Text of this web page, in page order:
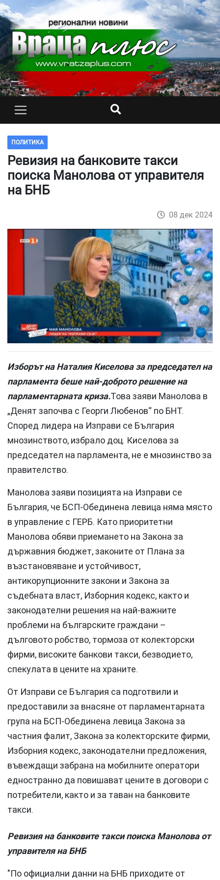
ПОЛИТИКА
Ревизия на банковите такси
поиска Манолова от управителя
на БНБ
08 дек 2024
Изборът на Наталия Киселова за председател на
парламента беше най-доброто решение на
парламентарната криза.Това заяви Манолова в
„Денят започва с Георги Любенов“ по БНТ.
Според лидера на Изправи се България
мнозинството, избрало доц. Киселова за
председател на парламента, не е мнозинство за
правителство.
Манолова заяви позицията на Изправи се
България, че БСП-Обединена левица няма място
в управление с ГЕРБ. Като приоритетни
Манолова обяви приемането на Закона за
държавния бюджет, законите от Плана за
възстановяване и устойчивост,
антикорупционните закони и Закона за
съдебната власт, Изборния кодекс, както и
законодателни решения на най-важните
проблеми на българските граждани –
дълговото робство, тормоза от колекторски
фирми, високите банкови такси, безводието,
спекулата в цените на храните.
От Изправи се България са подготвили и
предоставили за внасяне от парламентарната
група на БСП-Обединена левица Закона за
частния фалит, Закона за колекторските фирми,
Изборния кодекс, законодателни предложения,
въвеждащи забрана на мобилните оператори
едностранно да повишават цените в договори с
потребители, както и за таван на банковите
такси.
Ревизия на банковите такси поиска Манолова от
управителя на БНБ
"По официални данни на БНБ приходите от